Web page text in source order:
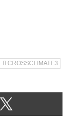
CROSSCLIMATE3